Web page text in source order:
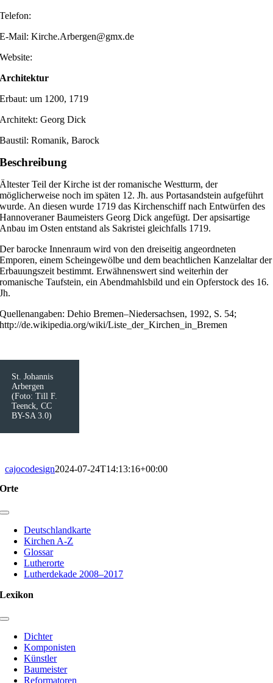
Telefon:
E-Mail: Kirche.Arbergen@gmx.de
Website:
Architektur
Erbaut: um 1200, 1719
Architekt: Georg Dick
Baustil: Romanik, Barock
Beschreibung
Ältester Teil der Kirche ist der romanische Westturm, der
möglicherweise noch im späten 12. Jh. aus Portasandstein aufgeführt
wurde. An diesen wurde 1719 das Kirchenschiff nach Entwürfen des
Hannoveraner Baumeisters Georg Dick angefügt. Der apsisartige
Anbau im Osten entstand als Sakristei gleichfalls 1719.
Der barocke Innenraum wird von den dreiseitig angeordneten
Emporen, einem Scheingewölbe und dem beachtlichen Kanzelaltar der
Erbauungszeit bestimmt. Erwähnenswert sind weiterhin der
romanische Taufstein, ein Abendmahlsbild und ein Opferstock des 16.
Jh.
Quellenangaben: Dehio Bremen–Niedersachsen, 1992, S. 54;
http://de.wikipedia.org/wiki/Liste_der_Kirchen_in_Bremen
St. Johannis
Arbergen
(Foto: Till F.
Teenck, CC
BY-SA 3.0)
cajocodesign2024-07-24T14:13:16+00:00
Orte
Toggle
NavigationDeutschlandkarte
Kirchen A-Z
Glossar
Lutherorte
Lutherdekade 2008–2017
Lexikon
Toggle
Navigation
Dichter
Komponisten
Künstler
Baumeister
Reformatoren